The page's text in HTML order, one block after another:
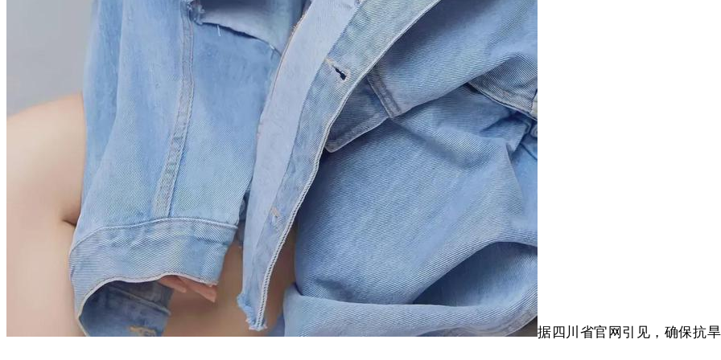
据四川省官网引见，确保抗旱